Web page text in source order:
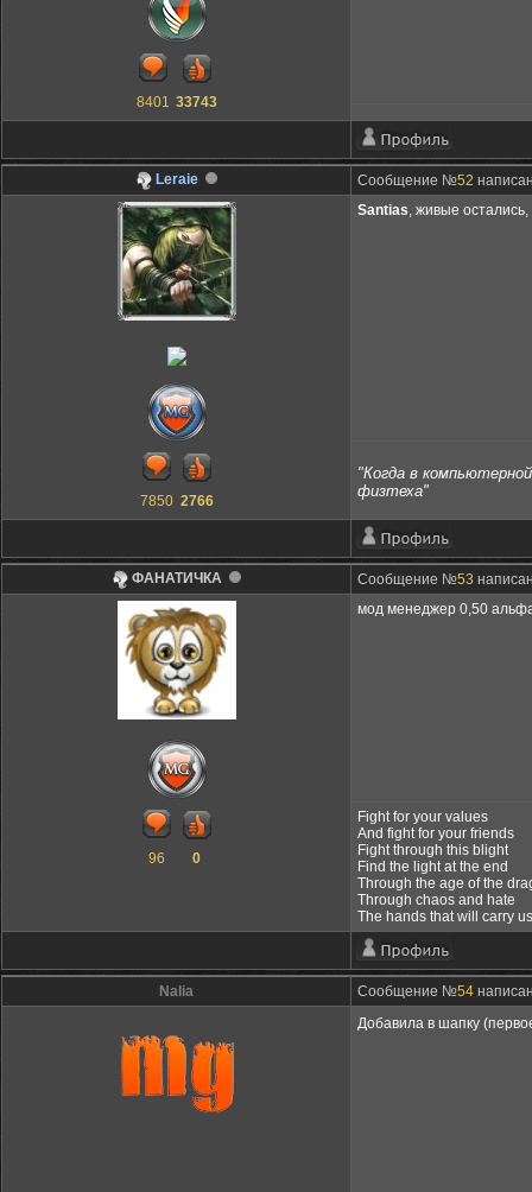
8401 33743
Leraie Сообщение №52
7850 2766
Santias, живые остались,
"Когда в
физтеха"
ФАНАТИЧКА Сообщение №53
96 0
мод менеджер 0,50
Fight for your values
And fight for your friends
Fight through this blight
Find the light at the end
Through the age of the
Through chaos and hate
The hands that will carry
Nalia Сообщение №54
Добавила в шапку